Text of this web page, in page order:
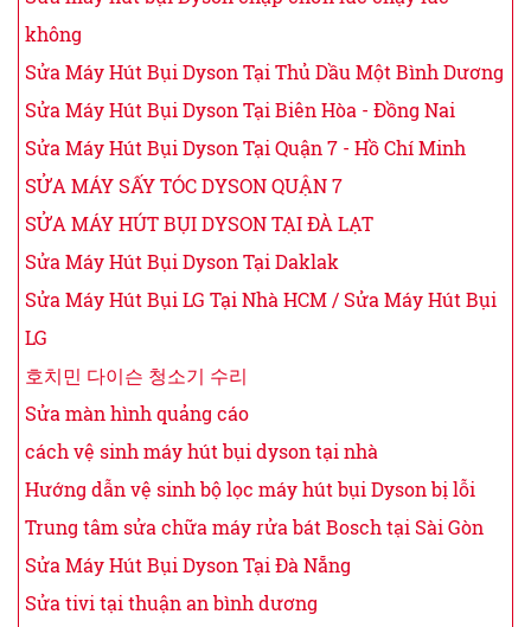
không
Sửa Máy Hút Bụi Dyson Tại Thủ Dầu Một Bình Dương
Sửa Máy Hút Bụi Dyson Tại Biên Hòa - Đồng Nai
Sửa Máy Hút Bụi Dyson Tại Quận 7 - Hồ Chí Minh
SỬA MÁY SẤY TÓC DYSON QUẬN 7
SỬA MÁY HÚT BỤI DYSON TẠI ĐÀ LẠT
Sửa Máy Hút Bụi Dyson Tại Daklak
Sửa Máy Hút Bụi LG Tại Nhà HCM / Sửa Máy Hút Bụi
LG
호치민 다이슨 청소기 수리
Sửa màn hình quảng cáo
cách vệ sinh máy hút bụi dyson tại nhà
Hướng dẫn vệ sinh bộ lọc máy hút bụi Dyson bị lỗi
Trung tâm sửa chữa máy rửa bát Bosch tại Sài Gòn
Sửa Máy Hút Bụi Dyson Tại Đà Nẵng
Sửa tivi tại thuận an bình dương